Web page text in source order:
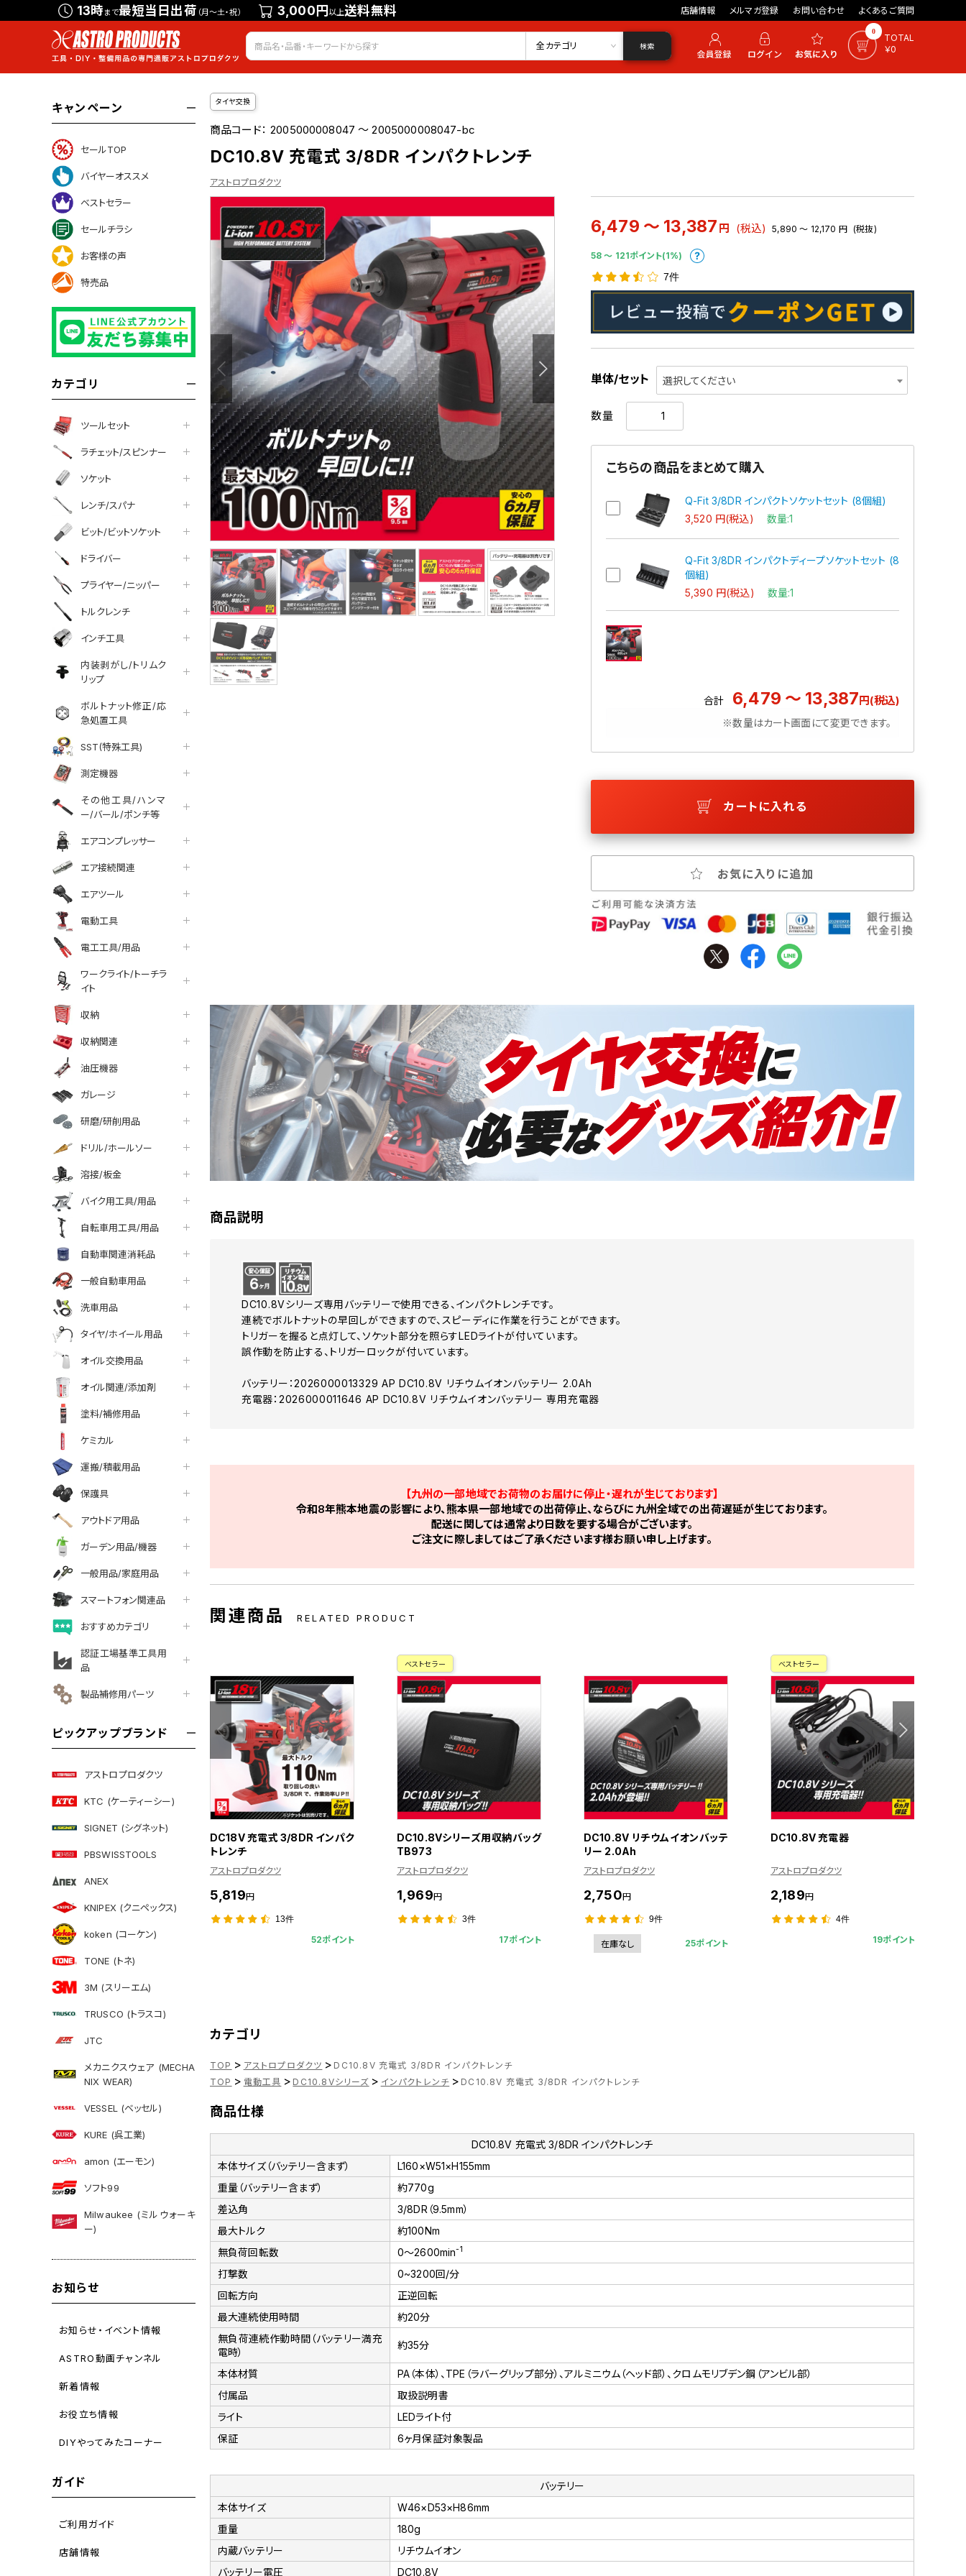
13時まで最短当日出荷 （月～土・祝） 3,000円以上送料無料 店舗情報 メルマガ登録 お問い合わせ よくあるご質問
会員登録 ログイン お気に入り 0
TOTAL
￥0
全カテゴリ 検索
キャンペーン
セールTOP
バイヤーオススメ
ベストセラー
セールチラシ
お客様の声
特売品
カテゴリ
ツールセット
ラチェット/スピンナー
ソケット
レンチ/スパナ
ビット/ビットソケット
ドライバー
プライヤー/ニッパー
トルクレンチ
インチ工具
内装剥がし/トリムク
リップ
ボルトナット修正/応
急処置工具
SST(特殊工具)
測定機器
その他工具/ハンマ
ー/バール/ポンチ等
エアコンプレッサー
エア接続関連
エアツール
電動工具
電工工具/用品
ワークライト/トーチラ
イト
収納
収納関連
油圧機器
ガレージ
研磨/研削用品
ドリル/ホールソー
溶接/板金
バイク用工具/用品
自転車用工具/用品
自動車関連消耗品
一般自動車用品
洗車用品
タイヤ/ホイール用品
オイル交換用品
オイル関連/添加剤
塗料/補修用品
ケミカル
運搬/積載用品
保護具
アウトドア用品
ガーデン用品/機器
一般用品/家庭用品
スマートフォン関連品
おすすめカテゴリ
認証工場基準工具用
品
製品補修用パーツ
ピックアップブランド
アストロプロダクツ
KTC (ケーティーシー)
SIGNET (シグネット)
PBSWISSTOOLS
ANEX
KNIPEX (クニペックス)
koken (コーケン)
TONE (トネ)
3M (スリーエム)
TRUSCO (トラスコ)
JTC
メカニクスウェア (MECHA
NIX WEAR)
VESSEL (ベッセル)
KURE (呉工業)
amon (エーモン)
ソフト99
Milwaukee (ミルウォーキ
ー)
お知らせ
お知らせ・イベント情報
ASTRO動画チャンネル
新着情報
お役立ち情報
DIYやってみたコーナー
ガイド
ご利用ガイド
店舗情報
タイヤ交換
商品コード：2005000008047 ～ 2005000008047-bc
DC10.8V 充電式 3/8DR インパクトレンチ
アストロプロダクツ
6,479 ～ 13,387 円 (税込) 5,890 ～ 12,170 円 (税抜)
58 〜 121ポイント(1%)
について
7件
単体/セット 選択してください
数量
こちらの商品をまとめて購入
Q-Fit 3/8DR インパクトソケットセット (8個組)
3,520 円(税込) 数量:1
Q-Fit 3/8DR インパクトディープソケットセット (8
個組)
5,390 円(税込) 数量:1
合計 6,479 ～ 13,387円(税込)
※数量はカート画面にて変更できます。
カートに入れる
お気に入りに追加
facebook
line
商品説明
DC10.8Vシリーズ専用バッテリーで使用できる、インパクトレンチです。
連続でボルトナットの早回しができますので、スピーディに作業を行うことができます。
トリガーを握ると点灯して、ソケット部分を照らすLEDライトが付いています。
誤作動を防止する、トリガーロックが付いています。
バッテリー：2026000013329 AP DC10.8V リチウムイオンバッテリー 2.0Ah
充電器：2026000011646 AP DC10.8V リチウムイオンバッテリー 専用充電器
【九州の一部地域でお荷物のお届けに停止・遅れが生じております】
令和8年熊本地震の影響により、熊本県一部地域での出荷停止、ならびに九州全域での出荷遅延が生じております。
配送に関しては通常より日数を要する場合がございます。
ご注文に際しましてはご了承くださいます様お願い申し上げます。
関連商品 RELATED PRODUCT
DC18V 充電式 3/8DR インパク
トレンチ
アストロプロダクツ
5,819円
13件
52ポイント
ベストセラー
DC10.8Vシリーズ用収納バッグ
TB973
アストロプロダクツ
1,969円
3件
17ポイント
DC10.8V リチウムイオンバッテ
リー 2.0Ah
アストロプロダクツ
2,750円
9件
在庫なし 25ポイント
ベストセラー
DC10.8V 充電器
アストロプロダクツ
2,189円
4件
19ポイント
カテゴリ
TOP > アストロプロダクツ > DC10.8V 充電式 3/8DR インパクトレンチ
TOP > 電動工具 > DC10.8Vシリーズ > インパクトレンチ > DC10.8V 充電式 3/8DR インパクトレンチ
商品仕様
DC10.8V 充電式 3/8DR インパクトレンチ
本体サイズ（バッテリー含まず）
L160×W51×H155mm
重量（バッテリー含まず）
約770g
差込角
3/8DR（9.5mm）
最大トルク
約100Nm
無負荷回転数
0～2600min-1
打撃数
0~3200回/分
回転方向
正逆回転
最大連続使用時間
約20分
無負荷連続作動時間（バッテリー満充
電時）
約35分
本体材質
PA（本体）、TPE（ラバーグリップ部分）、アルミニウム（ヘッド部）、クロムモリブデン鋼（アンビル部）
付属品
取扱説明書
ライト
LEDライト付
保証
6ヶ月保証対象製品
バッテリー
本体サイズ
W46×D53×H86mm
重量
180g
内蔵バッテリー
リチウムイオン
バッテリー電圧
DC10.8V